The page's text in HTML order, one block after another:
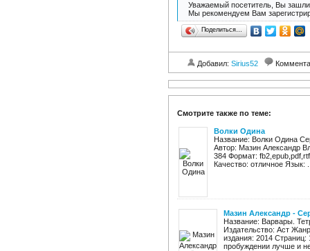
Уважаемый посетитель, Вы зашли
Мы рекомендуем Вам
Поделиться…
Добавил: Sirius52
Смотрите также по теме:
Волки Одина
Название: Волки Одина
Автор: Мазин Александр
384 Формат:
Качество: отличное Язык:
Мазин Александр -
Название: Варвары.
Издательство: Аст
издания: 2014
пробуждении лучше и